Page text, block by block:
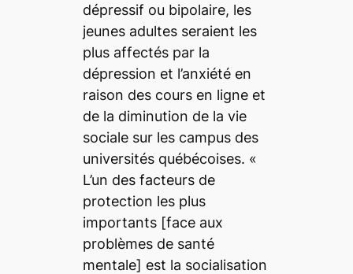
dépressif ou bipolaire, les
jeunes adultes seraient les
plus affectés par la
dépression et l’anxiété en
raison des cours en ligne et
de la diminution de la vie
sociale sur les campus des
universités québécoises. «
L’un des facteurs de
protection les plus
importants[face aux
problèmes de santé
mentale] est la socialisation